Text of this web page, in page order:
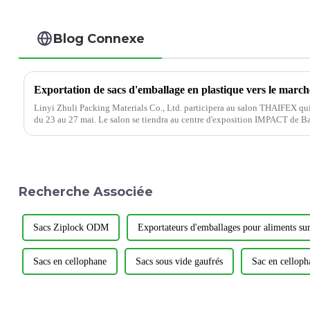
Blog Connexe
Exportation de sacs d'emballage en plastique vers le
Linyi Zhuli Packing Materials Co., Ltd. participera au salon THAIFEX
du 23 au 27 mai. Le salon se tiendra au centre d'exposition IMPACT de
Recherche Associée
Sacs Ziplock ODM Exportateurs d'emballages pour aliments
Sacs en cellophane Sacs sous vide gaufrés Sac en